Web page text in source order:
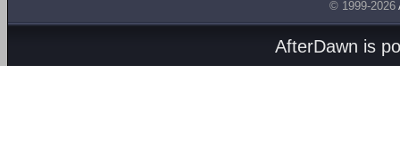
© 1999-2026
AfterDawn is